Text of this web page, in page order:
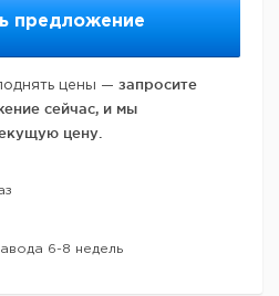
предложение
цены — запросите
сейчас, и мы
цену.
6-8 недель